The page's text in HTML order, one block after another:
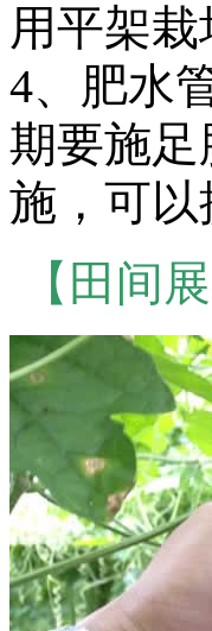
用平架
4、肥水
期要施
施，可
【田间